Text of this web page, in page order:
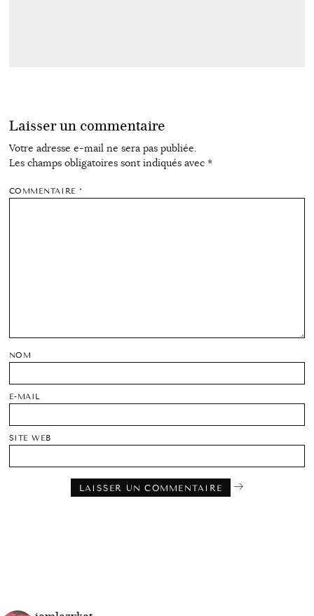
Laisser un commentaire
Votre adresse e-mail ne sera pas publiée.
Les champs obligatoires sont indiqués avec *
COMMENTAIRE*
NOM
E-MAIL
SITE WEB